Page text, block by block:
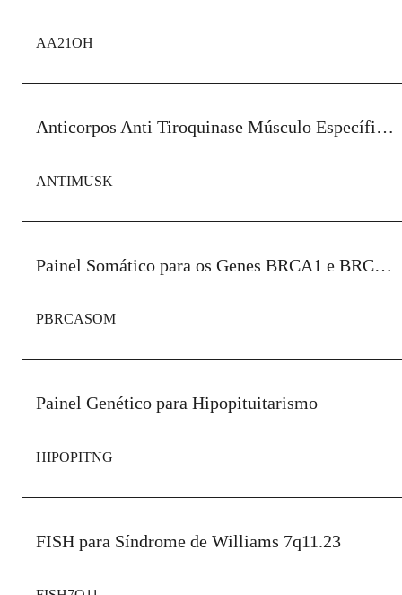
AA21OH
Anticorpos Anti Tiroquinase Músculo Específico (Anti-Musk)
ANTIMUSK
Painel Somático para os Genes BRCA1 e BRCA2
PBRCASOM
Painel Genético para Hipopituitarismo
HIPOPITNG
FISH para Síndrome de Williams 7q11.23